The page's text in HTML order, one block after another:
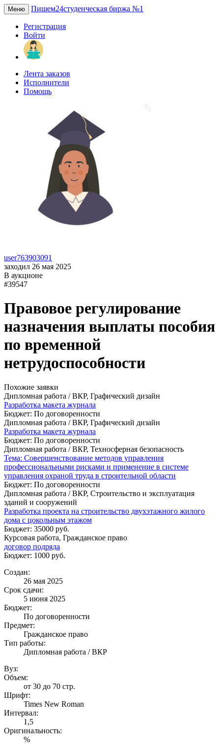
Меню Пишем24студенческая биржа №1
Регистрация
Войти
Лента заказов
Исполнители
Помощь
user763903091
заходил 26 мая 2025
В аукционе
#39547
Правовое регулирование
назначения выплаты пособия
по временной
нетрудоспособности
Похожие заявки
Дипломная работа / ВКР, Графический дизайн
Разработка макета журнала
Бюджет: По договоренности
Дипломная работа / ВКР, Графический дизайн
Разработка макета журнала
Бюджет: По договоренности
Дипломная работа / ВКР, Техносферная безопасность
Тема: Совершенствование методов управления
профессиональными рисками и применение в системе
управления охраной труда в строительной области
Бюджет: По договоренности
Дипломная работа / ВКР, Строительство и эксплуатация
зданий и сооружений
Разработка проекта на строительство двухэтажного жилого
дома с цокольным этажом
Бюджет: 35000 руб.
Курсовая работа, Гражданское право
договор подряда
Бюджет: 1000 руб.
Создан:
26 мая 2025
Срок сдачи:
5 июня 2025
Бюджет:
По договоренности
Предмет:
Гражданское право
Тип работы:
Дипломная работа / ВКР
Вуз:
Объем:
от 30 до 70 стр.
Шрифт:
Times New Roman
Интервал:
1,5
Оригинальность:
%